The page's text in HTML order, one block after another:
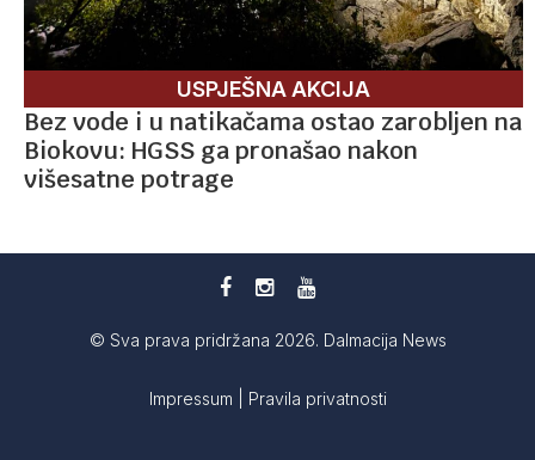
USPJEŠNA AKCIJA
Bez vode i u natikačama ostao zarobljen na
Biokovu: HGSS ga pronašao nakon
višesatne potrage
© Sva prava pridržana 2026. Dalmacija News
Impressum Pravila privatnosti